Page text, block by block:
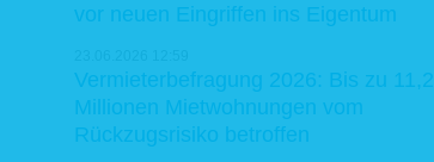
vor neuen Eingriffen ins Eigentum
Vermieterbefragung 2026: Bis zu 11,2
Millionen Mietwohnungen vom
Rückzugsrisiko betroffen